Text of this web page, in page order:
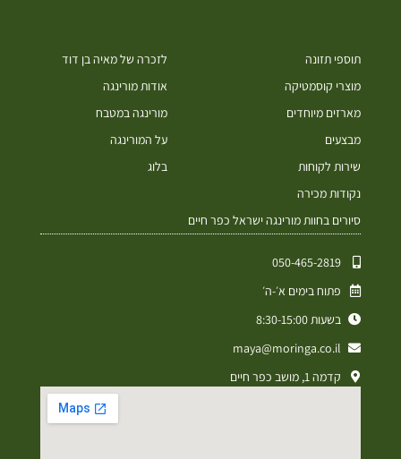
תוספי תזונה
מוצרי קוסמטיקה
מארזים מיוחדים
מבצעים
שירות לקוחות
נקודות מכירה
סיורים בחוות מורינגה ישראל כפר חיים
לזכרה של מאיה בן דוד
אודות מורינגה
מורינגה במטבח
על המורינגה
בלוג
050-465-2819⁩
פתוח בימים א׳-ה׳
בשעות 8:30-15:00
maya@moringa.co.il
קדמה 1, מושב כפר חיים